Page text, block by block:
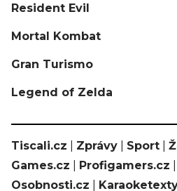
Resident Evil
Mortal Kombat
Gran Turismo
Legend of Zelda
Tiscali.cz Zprávy Sport
Games.cz
Profigamers.cz
Osobnosti.cz